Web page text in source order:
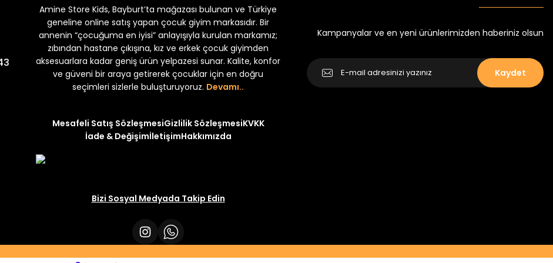
Yeni₺ 250 Yeni
₺ 320 ₺ 250
Amine Store Kids, Bayburt’ta mağazası bulunan ve Türkiye
geneline online satış yapan çocuk giyim markasıdır. Bir
annenin “çocuğuma en iyisi” anlayışıyla kurulan markamız;
zıbından hastane çıkışına, kız ve erkek çocuk giyimden
aksesuarlara kadar geniş ürün yelpazesi sunar. Kalite, konfor
ve güveni bir araya getirerek çocuklar için en doğru
seçimleri sizlerle buluşturuyoruz. Devamı..
Mesafeli Satış SözleşmesiGizlilik SözleşmesiKVKK
İade & DeğişimİletişimHakkımızda
Bizi Sosyal Medyada Takip Edin
Kampanyalar ve en yeni ürünlerimizden haberiniz olsun
Kaydet